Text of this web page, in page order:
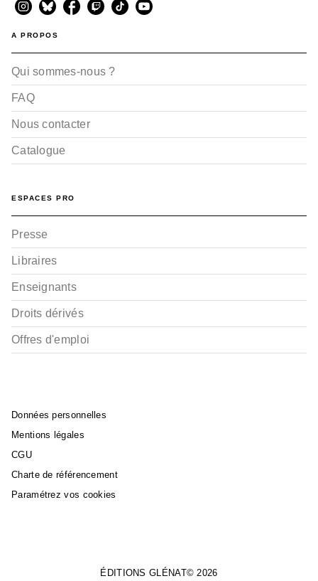
A PROPOS
Qui sommes-nous ?
FAQ
Nous contacter
Catalogue
ESPACES PRO
Presse
Libraires
Enseignants
Droits dérivés
Offres d'emploi
Données personnelles
Mentions légales
CGU
Charte de référencement
Paramétrez vos cookies
ÉDITIONS GLÉNAT© 2026